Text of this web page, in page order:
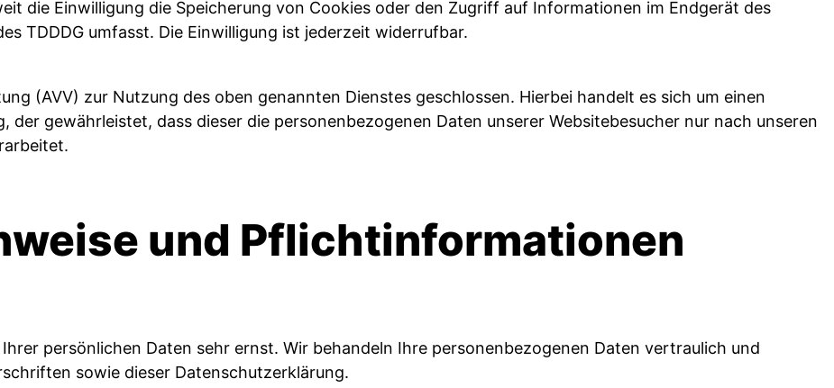
die Einwilligung die Speicherung von Cookies oder den Zugriff auf Informationen im Endgerät des
TDDDG umfasst. Die Einwilligung ist jederzeit widerrufbar.
(AVV) zur Nutzung des oben genannten Dienstes geschlossen. Hierbei handelt es sich um einen
gewährleistet, dass dieser die personenbezogenen Daten unserer Websitebesucher nur nach unseren
und Pflicht­informationen
persönlichen Daten sehr ernst. Wir behandeln Ihre personenbezogenen Daten vertraulich und
sowie dieser Datenschutzerklärung.